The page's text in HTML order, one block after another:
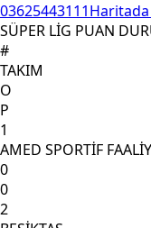
03625443111
SÜPER LİG PUAN
#
TAKIM
O
P
1
AMED SPORTİF
0
0
2